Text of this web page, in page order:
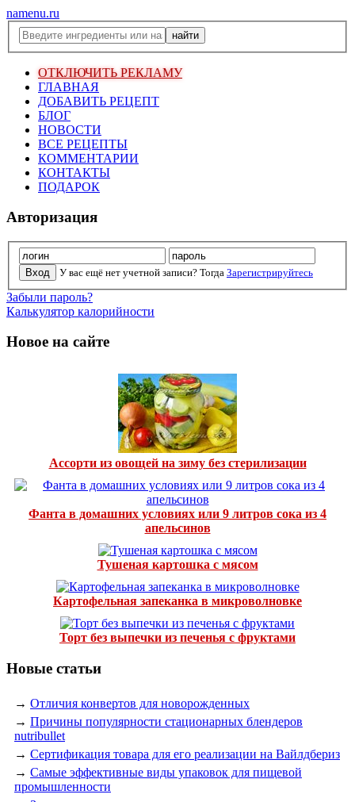
namenu.ru
ОТКЛЮЧИТЬ РЕКЛАМУ
ГЛАВНАЯ
ДОБАВИТЬ РЕЦЕПТ
БЛОГ
НОВОСТИ
ВСЕ РЕЦЕПТЫ
КОММЕНТАРИИ
КОНТАКТЫ
ПОДАРОК
Авторизация
У вас ещё нет учетной записи? Тогда Зарегистрируйтесь
Забыли пароль?
Калькулятор калорийности
Новое на сайте
Ассорти из овощей на зиму без стерилизации
Фанта в домашних условиях или 9 литров сока из 4
апельсинов
Тушеная картошка с мясом
Картофельная запеканка в микроволновке
Торт без выпечки из печенья с фруктами
Новые статьи
→ Отличия конвертов для новорожденных
→ Причины популярности стационарных блендеров
nutribullet
→ Сертификация товара для его реализации на Вайлдбериз
→ Самые эффективные виды упаковок для пищевой
промышленности